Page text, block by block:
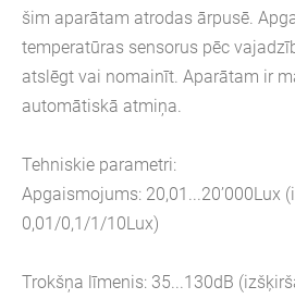
šim aparātam atrodas ārpusē.
temperatūras sensorus pēc
atslēgt vai nomainīt. Aparātam ir
automātiskā atmiņa.
Tehniskie parametri:
Apgaismojums: 20,01...20’000Lux
0,01/0,1/1/10Lux)
Trokšņa līmenis: 35...130dB